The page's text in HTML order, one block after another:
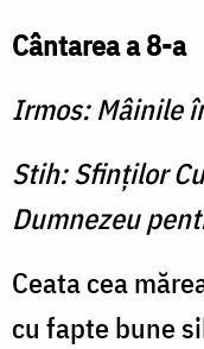
Cântarea a 8-a
Irmos: Mâinile
Stih: Sfinţilor
Dumnezeu
Ceata cea
cu fapte bune